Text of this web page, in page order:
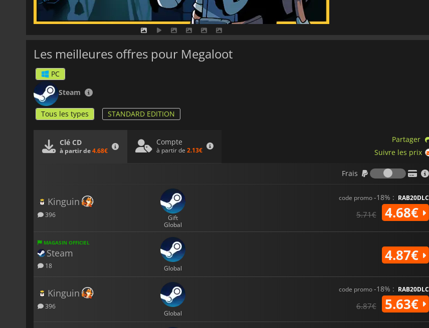
Les meilleures offres pour Megaloot
PC
Steam
Tous les types STANDARD EDITION
Clé CD
à partir de4.68€
Compte
à partir de 2.13€
Partager
Suivre les prix
Frais
Frais
Kinguin
396
Gift
Global
code promo-18% : RAB20DLC
5.71€ 4.68€
MAGASIN OFFICIEL
Steam
18 Global
4.87€
Kinguin
396
Global
code promo-18% : RAB20DLC
6.87€ 5.63€